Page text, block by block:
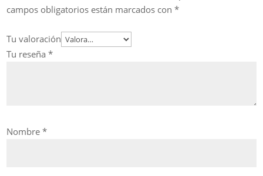
campos obligatorios están marcados con*
Tu valoración
Tu reseña*
Nombre*